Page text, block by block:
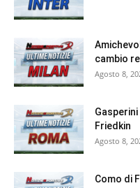
cambio
Agosto 8,
Friedkin
Agosto 8,
Como di